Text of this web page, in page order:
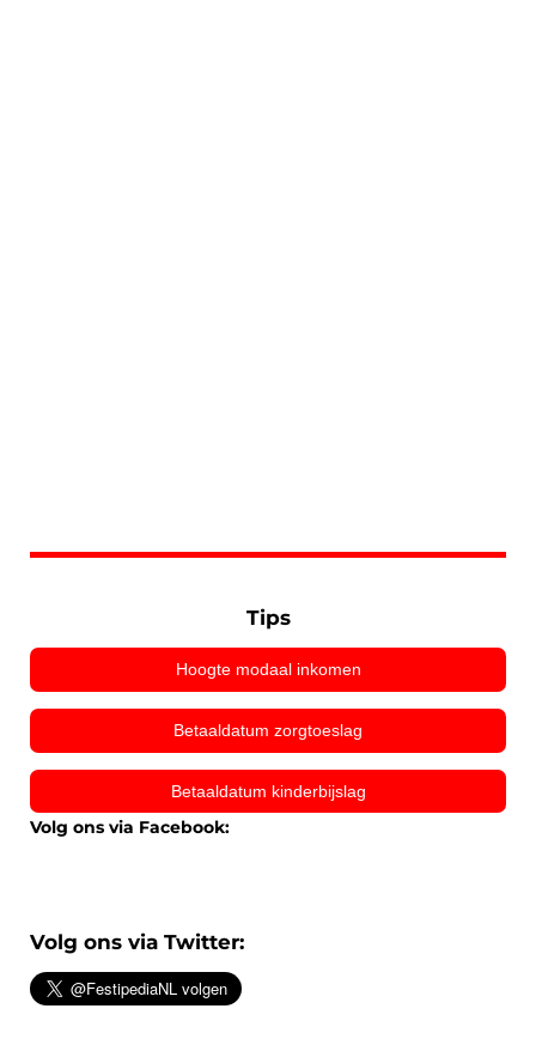
Tips
Hoogte modaal inkomen
Betaaldatum zorgtoeslag
Betaaldatum kinderbijslag
Volg ons via Facebook:
Volg ons via Twitter: